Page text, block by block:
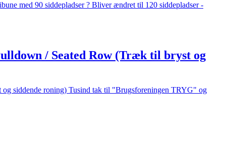
med 90 siddepladser ?️ Bliver ændret til 120 siddepladser -
/ Seated Row (Træk til bryst og
siddende roning) Tusind tak til "Brugsforeningen TRYG" og